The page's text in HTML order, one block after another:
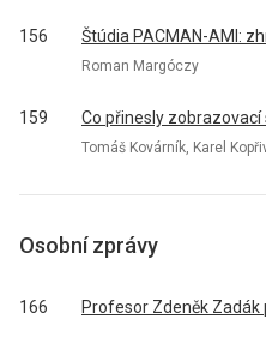
156 Štúdia PACMAN-AMI:
Roman Margóczy
159 Co přinesly
Tomáš Kovárník, Karel
Osobní zprávy
166 Profesor Zdeněk